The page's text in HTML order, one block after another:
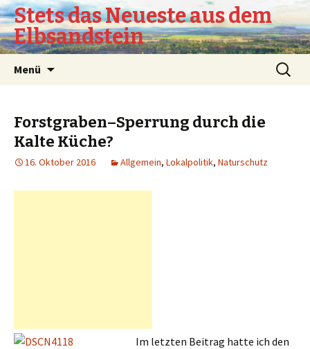
Stets das Neueste aus dem
Elbsandstein
Menü
Suchen
nach:
Forstgraben–Sperrung durch die
Kalte Küche?
16. Oktober 2016 Allgemein, Lokalpolitik, Naturschutz
Im letzten Beitrag hatte ich den